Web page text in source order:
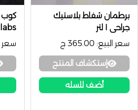
برطمان شفاط بلاستيك
جراحي ١ لتر
سعر البيع: 365.00 ج
إستكشاف المنتج
أضف للسله
كوب
سعر